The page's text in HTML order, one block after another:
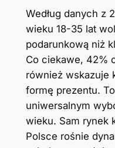
Według danych z
wieku 18-35 lat
podarunkową niż
Co ciekawe, 42%
również wskazuje
formę prezentu.
uniwersalnym
wieku. Sam rynek
Polsce rośnie